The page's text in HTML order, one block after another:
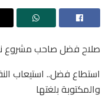
صلاح فضل صاحب مشروع
استطاع فضل.. استيعاب
والمكتوبة بلغتها